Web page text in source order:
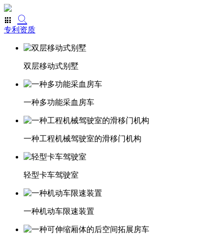
专利资质
双层移动式别墅
一种多功能采血房车
一种工程机械驾驶室的滑移门机构
轻型卡车驾驶室
一种机动车限速装置